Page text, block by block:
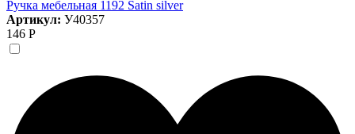
Ручка мебельная 1192 Satin silver
Артикул: У40357
146 Р